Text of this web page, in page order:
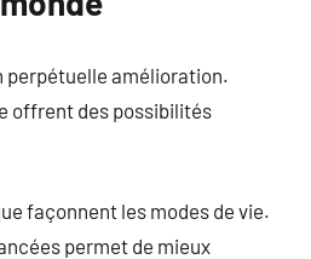
perpétuelle amélioration.
offrent des possibilités
façonnent les modes de vie.
permet de mieux